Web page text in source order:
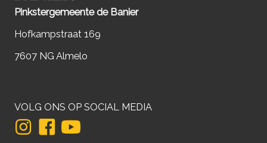
Pinkstergemeente de Banier
Hofkampstraat 169
7607 NG Almelo
VOLG ONS OP SOCIAL MEDIA